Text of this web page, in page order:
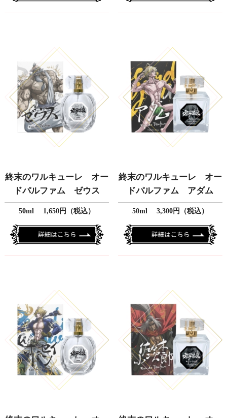
終末のワルキューレ オー
ドパルファム ゼウス
50ml 1,650円（税込）
終末のワルキューレ オー
ドパルファム アダム
50ml 3,300円（税込）